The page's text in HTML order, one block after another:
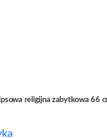
religijna zabytkowa 66